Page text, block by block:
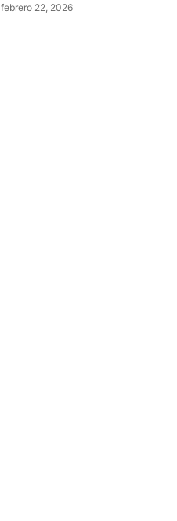
febrero 22, 2026